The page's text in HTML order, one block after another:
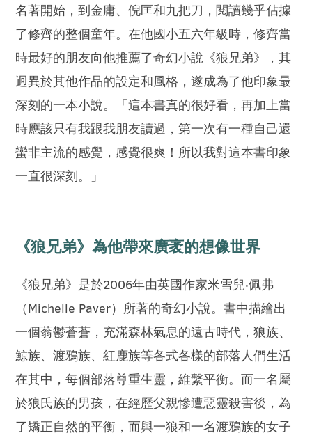
名著開始，到金庸、倪匡和九把刀，閱讀幾乎佔據
了修齊的整個童年。在他國小五六年級時，修齊當
時最好的朋友向他推薦了奇幻小說《狼兄弟》，其
迥異於其他作品的設定和風格，遂成為了他印象最
深刻的一本小說。「這本書真的很好看，再加上當
時應該只有我跟我朋友讀過，第一次有一種自己還
蠻非主流的感覺，感覺很爽！所以我對這本書印象
一直很深刻。」
《狼兄弟》為他帶來廣袤的想像世界
《狼兄弟》是於2006年由英國作家米雪兒‧佩弗
（Michelle Paver）所著的奇幻小說。書中描繪出
一個蓊鬱蒼蒼，充滿森林氣息的遠古時代，狼族、
鯨族、渡鴉族、紅鹿族等各式各樣的部落人們生活
在其中，每個部落尊重生靈，維繫平衡。而一名屬
於狼氏族的男孩，在經歷父親慘遭惡靈殺害後，為
了矯正自然的平衡，而與一狼和一名渡鴉族的女子